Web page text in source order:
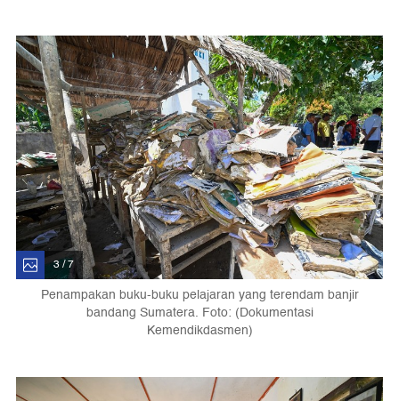
3 / 7
Penampakan buku-buku pelajaran yang terendam banjir
bandang Sumatera. Foto: (Dokumentasi
Kemendikdasmen)